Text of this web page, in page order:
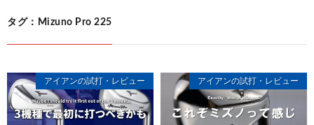
タグ：Mizuno Pro 225
アイアンの試打・レビュー アイアンの試打・レビュー